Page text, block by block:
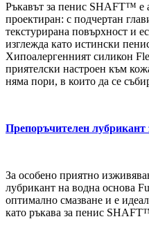
Ръкавът за пенис SHAFT™ е
проектиран: с подчертан
текстурирана повърхност и
изглежда като истински
Хипоалергенният силикон
приятелски настроен към
няма пори, в които да се
Препоръчителен
За особено приятно
лубрикант на водна основа
оптимално смазване и е
като ръкава за пенис